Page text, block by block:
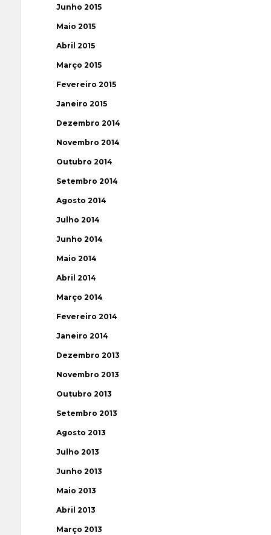
Junho 2015
Maio 2015
Abril 2015
Março 2015
Fevereiro 2015
Janeiro 2015
Dezembro 2014
Novembro 2014
Outubro 2014
Setembro 2014
Agosto 2014
Julho 2014
Junho 2014
Maio 2014
Abril 2014
Março 2014
Fevereiro 2014
Janeiro 2014
Dezembro 2013
Novembro 2013
Outubro 2013
Setembro 2013
Agosto 2013
Julho 2013
Junho 2013
Maio 2013
Abril 2013
Março 2013